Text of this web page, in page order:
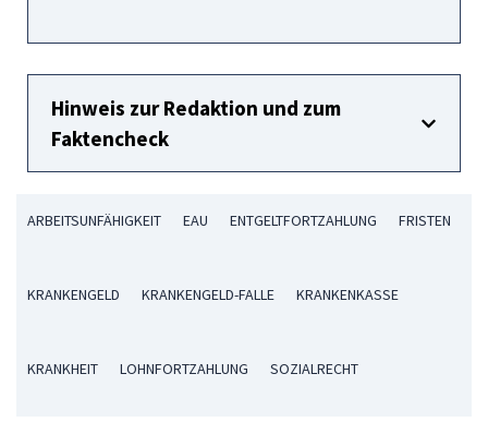
Hinweis zur Redaktion und zum
Faktencheck
ARBEITSUNFÄHIGKEIT EAU ENTGELTFORTZAHLUNG FRISTEN
KRANKENGELD KRANKENGELD-FALLE KRANKENKASSE
KRANKHEIT LOHNFORTZAHLUNG SOZIALRECHT